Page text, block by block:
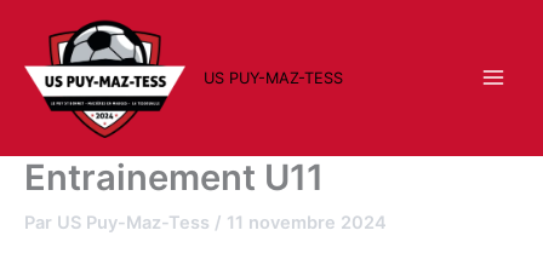
contenu
US PUY-MAZ-TESS
Entrainement U11
Par US Puy-Maz-Tess / 11 novembre 2024